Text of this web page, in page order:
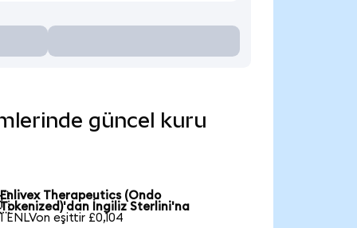
güncel kuru
Enlivex Therapeutics (Ondo
Tokenized)'dan İngiliz Sterlini'na
1 ENLVon eşittir £0,104